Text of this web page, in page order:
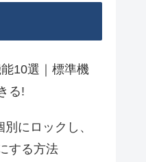
10選｜標準機
る!
にロックし、
する方法